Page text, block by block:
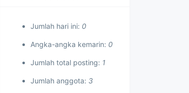
Jumlah hari ini: 0
Angka-angka kemarin: 0
Jumlah total posting: 1
Jumlah anggota: 3